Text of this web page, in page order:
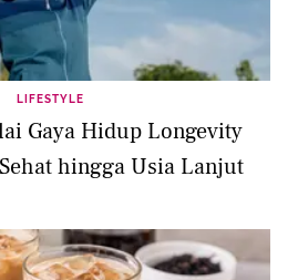
LIFESTYLE
Gaya Hidup Longevity
hingga Usia Lanjut